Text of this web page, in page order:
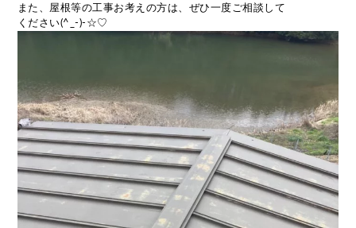
また、屋根等の工事お考えの方は、ぜひ一度ご相談して
ください(^_-)-☆♡